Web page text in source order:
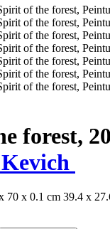
forest,
70 x 0.1 cm 39.4 x